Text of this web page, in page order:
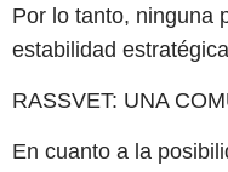
Por lo tanto, ninguna
estabilidad
RASSVET: UNA
En cuanto a la